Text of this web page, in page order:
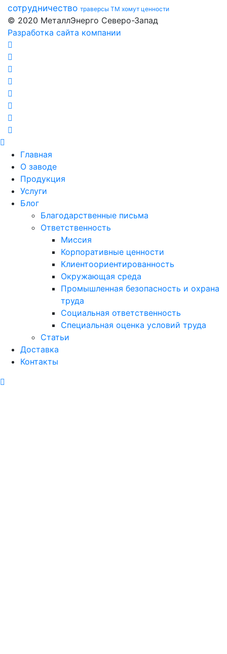
сотрудничество траверсы ТМ хомут ценности
© 2020 МеталлЭнерго Северо-Запад
Разработка сайта компании
Главная
О заводе
Продукция
Услуги
Блог
Благодарственные письма
Ответственность
Миссия
Корпоративные ценности
Клиентоориентированность
Окружающая среда
Промышленная безопасность и охрана
труда
Социальная ответственность
Специальная оценка условий труда
Статьи
Доставка
Контакты